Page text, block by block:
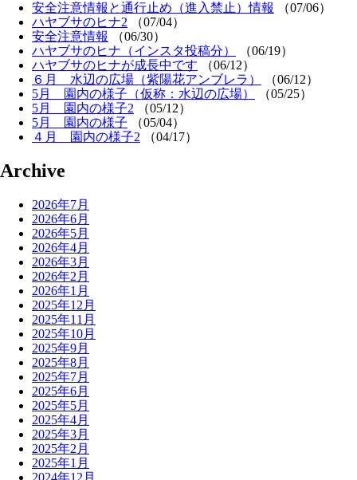
安全注意情報と通行止め（進入禁止）情報
（07/06）
ハヤブサのヒナ2
（07/04）
安全注意情報
（06/30）
ハヤブサのヒナ（インスタ投稿分）
（06/19）
ハヤブサのヒナが成長中です
（06/12）
６月 水辺の広場（紫陽花アンブレラ）
（06/12）
5月 園内の様子（仮称：水辺の広場）
（05/25）
5月 園内の様子2
（05/12）
5月 園内の様子
（05/04）
４月 園内の様子2
（04/17）
Archive
2026年7月
2026年6月
2026年5月
2026年4月
2026年3月
2026年2月
2026年1月
2025年12月
2025年11月
2025年10月
2025年9月
2025年8月
2025年7月
2025年6月
2025年5月
2025年4月
2025年3月
2025年2月
2025年1月
2024年12月